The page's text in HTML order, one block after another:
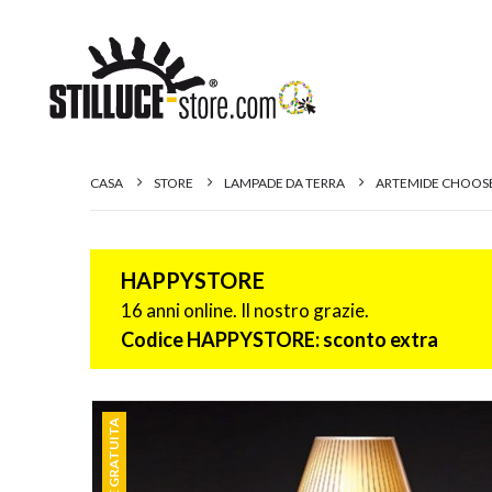
CASA STORE LAMPADE DA TERRA ARTEMIDE
HAPPYSTORE
16 anni online. Il nostro grazie.
Codice HAPPYSTORE: sconto extra